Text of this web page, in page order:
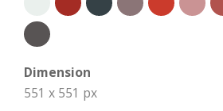
Dimension
551 x 551 px